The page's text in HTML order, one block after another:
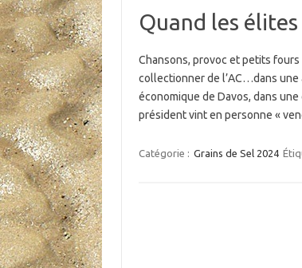
Quand les
Chansons, provoc et petits
collectionner de l’AC…dans une
économique de Davos, dans
président vint en personne «
Catégorie : Grains de Sel 2024